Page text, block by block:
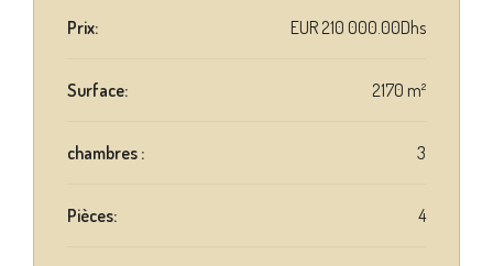
Prix: EUR 210 000.00Dhs
Surface: 2170 m²
chambres : 3
Pièces: 4